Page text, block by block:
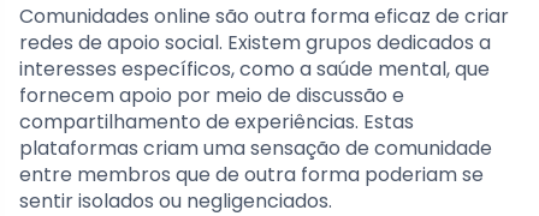
Comunidades online são outra forma eficaz de criar
redes de apoio social. Existem grupos dedicados a
interesses específicos, como a saúde mental, que
fornecem apoio por meio de discussão e
compartilhamento de experiências. Estas
plataformas criam uma sensação de comunidade
entre membros que de outra forma poderiam se
sentir isolados ou negligenciados.